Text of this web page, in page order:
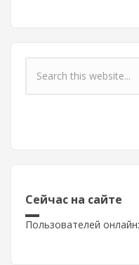
Форма поиска
Сейчас на сайте
Пользователей